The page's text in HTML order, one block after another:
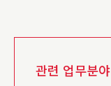
관련 업무분야